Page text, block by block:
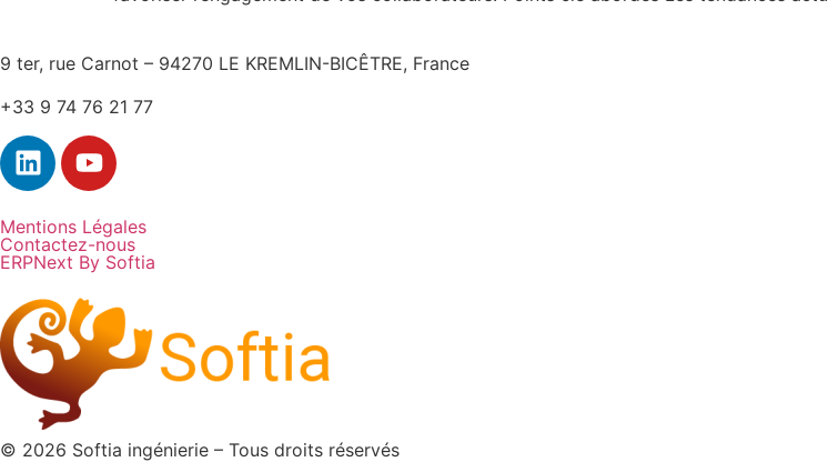
9 ter, rue Carnot – 94270 LE KREMLIN-BICÊTRE, France
+33 9 74 76 21 77
Mentions Légales
Contactez-nous
ERPNext By Softia
© 2026 Softia ingénierie – Tous droits réservés